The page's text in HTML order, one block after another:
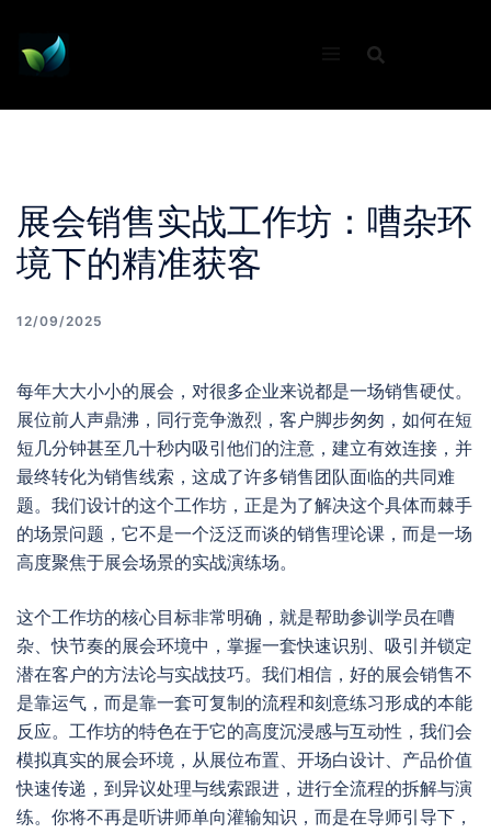
content
展会销售实战工作坊：嘈杂环
境下的精准获客
12/09/2025
每年大大小小的展会，对很多企业来说都是一场销售硬仗。
展位前人声鼎沸，同行竞争激烈，客户脚步匆匆，如何在短
短几分钟甚至几十秒内吸引他们的注意，建立有效连接，并
最终转化为销售线索，这成了许多销售团队面临的共同难
题。我们设计的这个工作坊，正是为了解决这个具体而棘手
的场景问题，它不是一个泛泛而谈的销售理论课，而是一场
高度聚焦于展会场景的实战演练场。
这个工作坊的核心目标非常明确，就是帮助参训学员在嘈
杂、快节奏的展会环境中，掌握一套快速识别、吸引并锁定
潜在客户的方法论与实战技巧。我们相信，好的展会销售不
是靠运气，而是靠一套可复制的流程和刻意练习形成的本能
反应。工作坊的特色在于它的高度沉浸感与互动性，我们会
模拟真实的展会环境，从展位布置、开场白设计、产品价值
快速传递，到异议处理与线索跟进，进行全流程的拆解与演
练。你将不再是听讲师单向灌输知识，而是在导师引导下，